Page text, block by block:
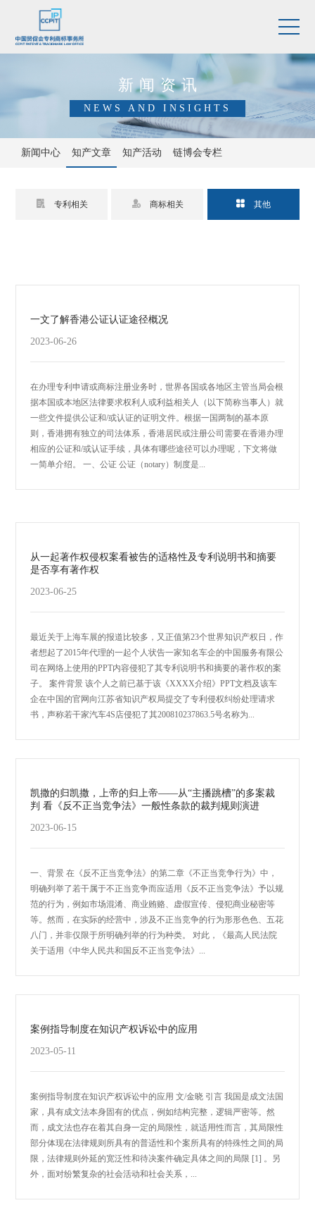
新闻资讯
NEWS AND INSIGHTS
新闻中心 知产文章 知产活动 链博会专栏
 专利相关  商标相关  其他
一文了解香港公证认证途径概况
2023-06-26
在办理专利申请或商标注册业务时，世界各国或各地区主管当局会根
据本国或本地区法律要求权利人或利益相关人（以下简称当事人）就
一些文件提供公证和/或认证的证明文件。根据一国两制的基本原
则，香港拥有独立的司法体系，香港居民或注册公司需要在香港办理
相应的公证和/或认证手续，具体有哪些途径可以办理呢，下文将做
一简单介绍。 一、公证 公证（notary）制度是...
从一起著作权侵权案看被告的适格性及专利说明书和摘要
是否享有著作权
2023-06-25
最近关于上海车展的报道比较多，又正值第23个世界知识产权日，作
者想起了2015年代理的一起个人状告一家知名车企的中国服务有限公
司在网络上使用的PPT内容侵犯了其专利说明书和摘要的著作权的案
子。 案件背景 该个人之前已基于该《XXXX介绍》PPT文档及该车
企在中国的官网向江苏省知识产权局提交了专利侵权纠纷处理请求
书，声称若干家汽车4S店侵犯了其200810237863.5号名称为...
凯撒的归凯撒，上帝的归上帝——从“主播跳槽”的多案裁
判 看《反不正当竞争法》一般性条款的裁判规则演进
2023-06-15
一、背景 在《反不正当竞争法》的第二章《不正当竞争行为》中，
明确列举了若干属于不正当竞争而应适用《反不正当竞争法》予以规
范的行为，例如市场混淆、商业贿赂、虚假宣传、侵犯商业秘密等
等。然而，在实际的经营中，涉及不正当竞争的行为形形色色、五花
八门，并非仅限于所明确列举的行为种类。 对此，《最高人民法院
关于适用《中华人民共和国反不正当竞争法》...
案例指导制度在知识产权诉讼中的应用
2023-05-11
案例指导制度在知识产权诉讼中的应用 文/金晓 引言 我国是成文法国
家，具有成文法本身固有的优点，例如结构完整，逻辑严密等。然
而，成文法也存在着其自身一定的局限性，就适用性而言，其局限性
部分体现在法律规则所具有的普适性和个案所具有的特殊性之间的局
限，法律规则外延的宽泛性和待决案件确定具体之间的局限 [1] 。另
外，面对纷繁复杂的社会活动和社会关系，...